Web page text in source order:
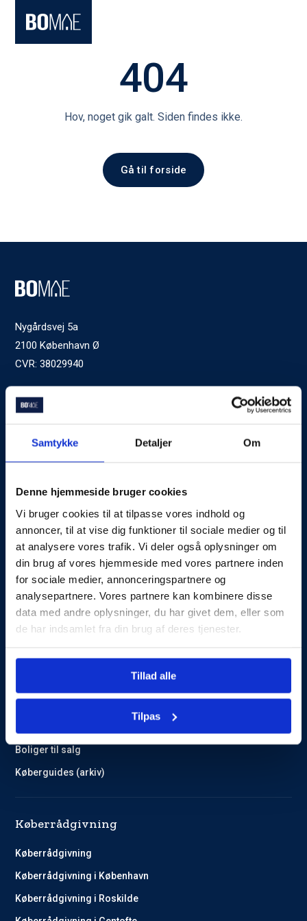
Samtykke Detaljer Om
Denne hjemmeside bruger cookies
Vi bruger cookies til at tilpasse vores indhold og
annoncer, til at vise dig funktioner til sociale medier og til
at analysere vores trafik. Vi deler også oplysninger om
din brug af vores hjemmeside med vores partnere inden
for sociale medier, annonceringspartnere og
analysepartnere. Vores partnere kan kombinere disse
data med andre oplysninger, du har givet dem, eller som
de har indsamlet fra din brug af deres tjenester.
Tillad alle
Tilpas
404
Hov, noget gik galt. Siden findes ikke.
Gå til forside
Nygårdsvej 5a
2100 København Ø
CVR: 38029940
Ved generelle henvendelser kontakt Bomae:
Tlf.72600400 , mandag til fredag 9:00-20:00
Om Bomae
Kontakt
Karriere
Mød Rådgiverne
Boliger til salg
Køberguides (arkiv)
Køberrådgivning
Køberrådgivning
Køberrådgivning i København
Køberrådgivning i Roskilde